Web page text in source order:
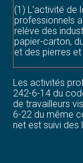
(1) L’activité
professionnels
relève des
papier-carton,
et des pierres et
Les activités
242-6-14 du
de travailleurs
6-22 du même
net est suivi des